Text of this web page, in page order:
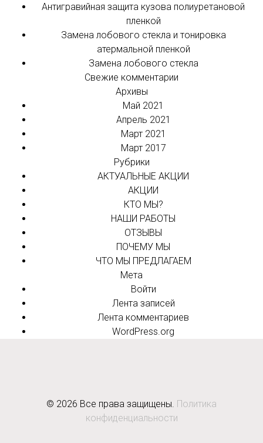
Антигравийная защита кузова полиуретановой
пленкой
Замена лобового стекла и тонировка
атермальной пленкой
Замена лобового стекла
Свежие комментарии
Архивы
Май 2021
Апрель 2021
Март 2021
Март 2017
Рубрики
АКТУАЛЬНЫЕ АКЦИИ
АКЦИИ
КТО МЫ?
НАШИ РАБОТЫ
ОТЗЫВЫ
ПОЧЕМУ МЫ
ЧТО МЫ ПРЕДЛАГАЕМ
Мета
Войти
Лента записей
Лента комментариев
WordPress.org
© 2026 Все права защищены. Политика
конфиденциальности